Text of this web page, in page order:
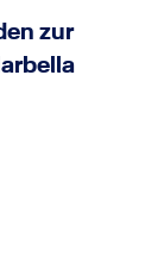
zur